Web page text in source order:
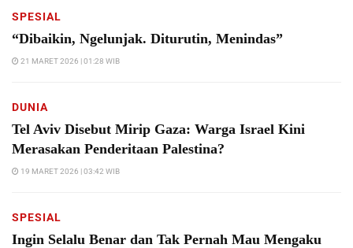
SPESIAL
“Dibaikin, Ngelunjak. Diturutin, Menindas”
21 MARET 2026 | 01:28 WIB
DUNIA
Tel Aviv Disebut Mirip Gaza: Warga Israel Kini
Merasakan Penderitaan Palestina?
19 MARET 2026 | 03:42 WIB
SPESIAL
Ingin Selalu Benar dan Tak Pernah Mau Mengaku